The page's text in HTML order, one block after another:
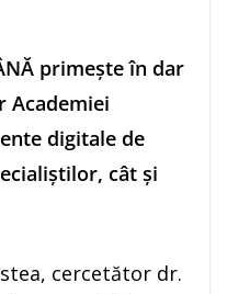
primește în dar
Academiei
digitale de
cât și
cercetător dr.